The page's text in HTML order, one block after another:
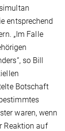
entsprechend
„Im Falle
so Bill
Botschaft
waren, wenn
Reaktion auf